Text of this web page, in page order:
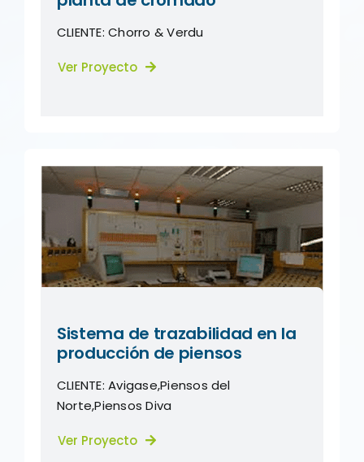
CLIENTE:Chorro & Verdu
Ver Proyecto
Sistema de trazabilidad en la
producción de piensos
CLIENTE:Avigase,Piensos del
Norte,Piensos Diva
Ver Proyecto